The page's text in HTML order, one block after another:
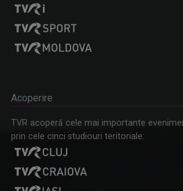
Acoperire
TVR acoperă cele mai importante
prin cele cinci studiouri teritoriale: